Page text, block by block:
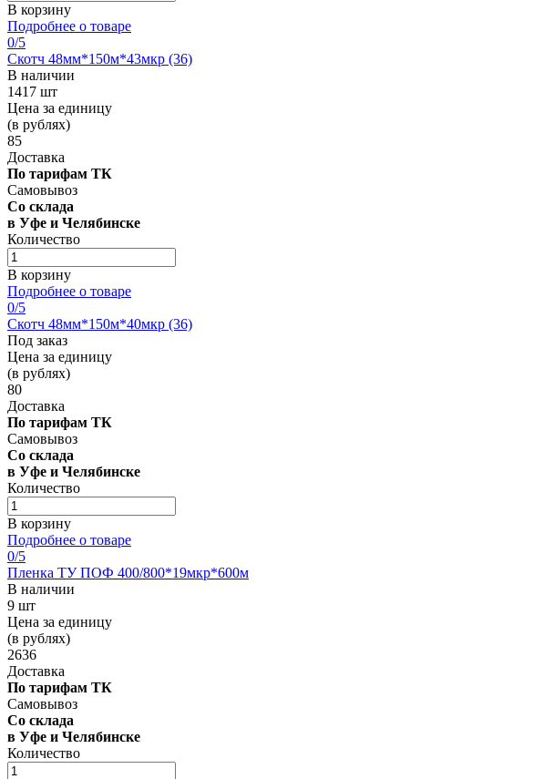
В корзину
Подробнее о товаре
0/5
Скотч 48мм*150м*43мкр (36)
В наличии
1417 шт
Цена за единицу
(в рублях)
85
Доставка
По тарифам ТК
Самовывоз
Со склада
в Уфе и Челябинске
Количество
В корзину
Подробнее о товаре
0/5
Скотч 48мм*150м*40мкр (36)
Под заказ
Цена за единицу
(в рублях)
80
Доставка
По тарифам ТК
Самовывоз
Со склада
в Уфе и Челябинске
Количество
В корзину
Подробнее о товаре
0/5
Пленка ТУ ПОФ 400/800*19мкр*600м
В наличии
9 шт
Цена за единицу
(в рублях)
2636
Доставка
По тарифам ТК
Самовывоз
Со склада
в Уфе и Челябинске
Количество